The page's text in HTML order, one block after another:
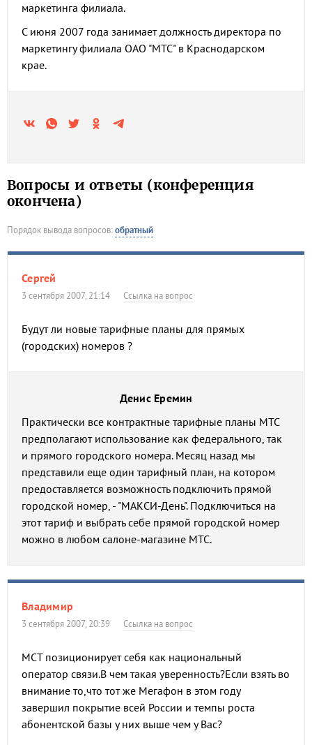
маркетинга филиала.
С июня 2007 года занимает должность директора по
маркетингу филиала ОАО "МТС" в Краснодарском
крае.
Вопросы и ответы (конференция
окончена)
Порядок вывода вопросов:обратный
Сергей
3 сентября 2007, 21:14 Ссылка на вопрос
Будут ли новые тарифные планы для прямых
(городских) номеров ?
Денис Еремин
Практически все контрактные тарифные планы МТС
предполагают использование как федерального, так
и прямого городского номера. Месяц назад мы
представили еще один тарифный план, на котором
предоставляется возможность подключить прямой
городской номер, - "МАКСИ-День". Подключиться на
этот тариф и выбрать себе прямой городской номер
можно в любом салоне-магазине МТС.
Владимир
3 сентября 2007, 20:39 Ссылка на вопрос
МСТ позиционирует себя как национальный
оператор связи.В чем такая уверенность?Если взять во
внимание то,что тот же Мегафон в этом году
завершил покрытие всей России и темпы роста
абонентской базы у них выше чем у Вас?